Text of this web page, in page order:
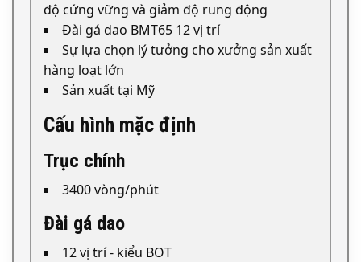
độ cứng vững và giảm độ rung động
Đài gá dao BMT65 12 vị trí
Sự lựa chọn lý tưởng cho xưởng sản xuất
hàng loạt lớn
Sản xuất tại Mỹ
Cấu hình mặc định
Trục chính
3400 vòng/phút
Đài gá dao
12 vị trí - kiểu BOT